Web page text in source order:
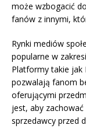
może wzbogacić
fanów z innymi,
Rynki mediów
popularne w
Platformy takie jak
pozwalają fanom
oferującymi
jest, aby
sprzedawcy przed